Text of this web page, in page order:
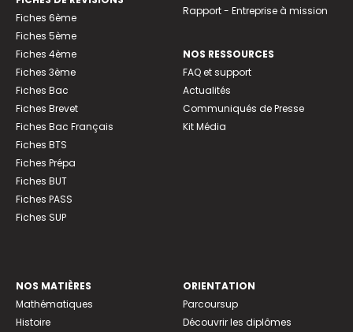
Fiches 6ème
Fiches 5ème
Fiches 4ème
Fiches 3ème
Fiches Bac
Fiches Brevet
Fiches Bac Français
Fiches BTS
Fiches Prépa
Fiches BUT
Fiches PASS
Fiches SUP
Rapport - Entreprise à mission
NOS RESSOURCES
FAQ et support
Actualités
Communiqués de Presse
Kit Média
NOS MATIÈRES
Mathématiques
Histoire
ORIENTATION
Parcoursup
Découvrir les diplômes